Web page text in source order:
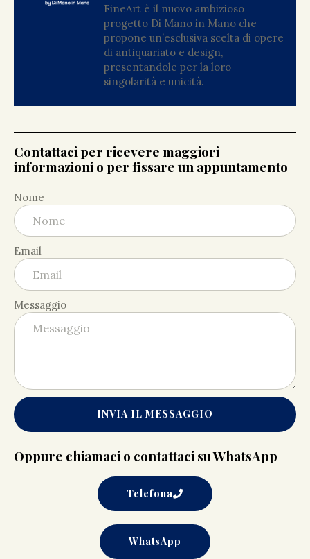
FineArt è il nuovo ambizioso
progetto Di Mano in Mano che
propone un’esclusiva scelta di opere
di antiquariato e design,
presentandole per la loro
singolarità e unicità.
Contattaci per ricevere maggiori
informazioni o per fissare un appuntamento
Nome
Email
Messaggio
INVIA IL MESSAGGIO
Oppure chiamaci o contattaci su WhatsApp
Telefona
WhatsApp